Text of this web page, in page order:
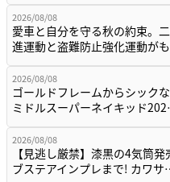
2026/08/08
愛車と自分を守る秋の約束。
進運動と盗難防止強化運動が
2026/08/08
ゴールドフレームからシック
ミドルスーパーネイキッド
2026/08/08
【見逃し厳禁】漆黒の4気筒
ブステアインプレまで! カワ